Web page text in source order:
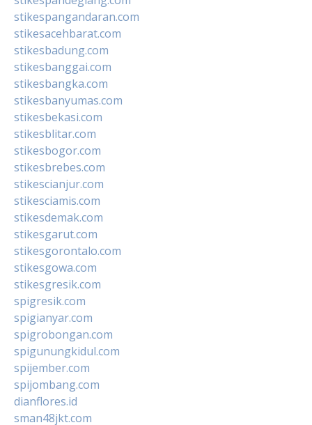
stikespangandaran.com
stikesacehbarat.com
stikesbadung.com
stikesbanggai.com
stikesbangka.com
stikesbanyumas.com
stikesbekasi.com
stikesblitar.com
stikesbogor.com
stikesbrebes.com
stikescianjur.com
stikesciamis.com
stikesdemak.com
stikesgarut.com
stikesgorontalo.com
stikesgowa.com
stikesgresik.com
spigresik.com
spigianyar.com
spigrobongan.com
spigunungkidul.com
spijember.com
spijombang.com
dianflores.id
sman48jkt.com